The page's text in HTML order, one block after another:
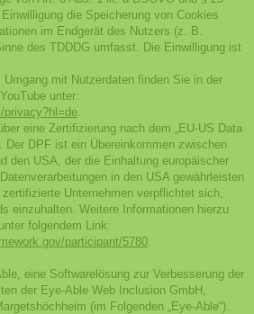
die Speicherung von Cookies
im Endgerät des Nutzers (z. B.
des TDDDG umfasst. Die Einwilligung ist
mit Nutzerdaten finden Sie in der
unter:
privacy?hl=de.
eine Zertifizierung nach dem „EU-US Data
Der DPF ist ein Übereinkommen zwischen
den USA, der die Einhaltung europäischer
in den USA gewährleisten
Unternehmen verpflichtet sich,
einzuhalten. Weitere Informationen hierzu
folgendem Link:
participant/5780.
eine Softwarelösung zur Verbesserung der
der Eye-Able Web Inclusion GmbH,
(im Folgenden „Eye-Able“).